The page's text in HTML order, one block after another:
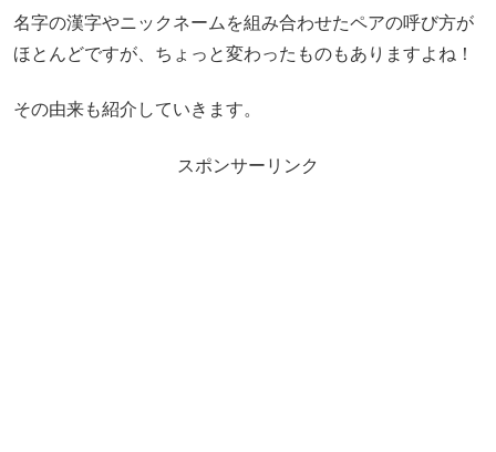
名字の漢字やニックネームを組み合わせたペアの呼び方が
ほとんどですが、ちょっと変わったものもありますよね！
その由来も紹介していきます。
スポンサーリンク